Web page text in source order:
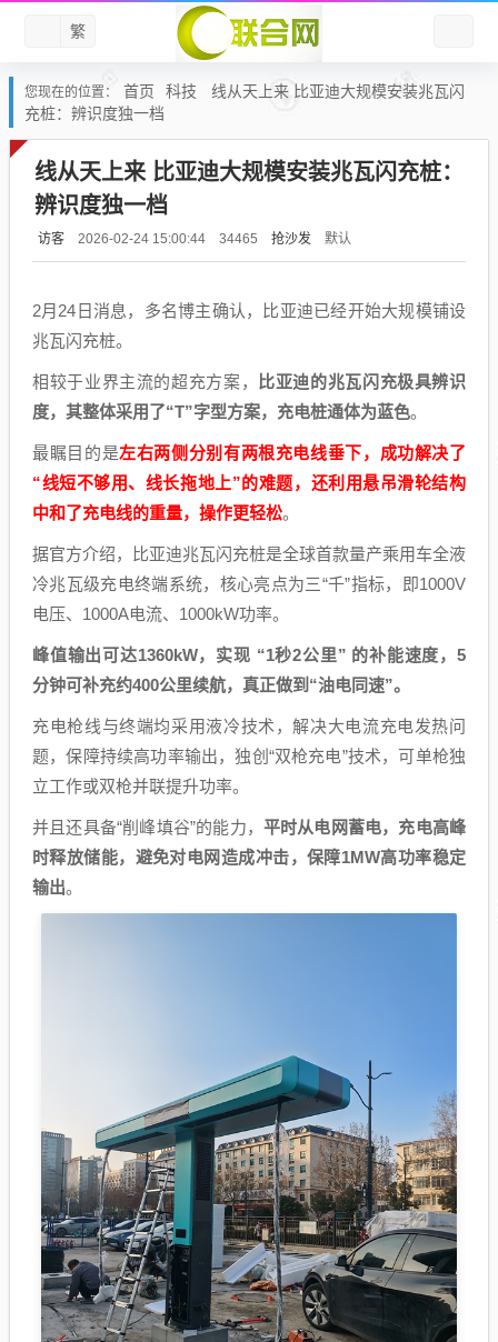
繁
您现在的位置： 首页 科技
线从天上来 比亚迪大规模安装兆瓦闪
充桩：辨识度独一档
线从天上来 比亚迪大规模安装兆瓦闪充桩：
辨识度独一档
访客 2026-02-24 15:00:44 34465 抢沙发 默认
2月24日消息，多名博主确认，比亚迪已经开始大规模铺设
兆瓦闪充桩。
相较于业界主流的超充方案，
比亚迪的兆瓦闪充极具辨识
度，其整体采用了“T”字型方案，充电桩通体为蓝色。
最瞩目的是左右两侧分别有两根充电线垂下，成功解决了
“线短不够用、线长拖地上”的难题，还利用悬吊滑轮结构
中和了充电线的重量，操作更轻松。 ​​​
据官方介绍，比亚迪兆瓦闪充桩是全球首款量产乘用车全液
冷兆瓦级充电终端系统，核心亮点为三“千”指标，即1000V
电压、1000A电流、1000kW功率。
峰值输出可达1360kW，实现 “1秒2公里” 的补能速度，5
分钟可补充约400公里续航，真正做到“油电同速”。
充电枪线与终端均采用液冷技术，解决大电流充电发热问
题，保障持续高功率输出，独创“双枪充电”技术，可单枪独
立工作或双枪并联提升功率。
并且还具备“削峰填谷”的能力， 平时从电网蓄电，充电高峰
时释放储能，避免对电网造成冲击，保障1MW高功率稳定
输出。